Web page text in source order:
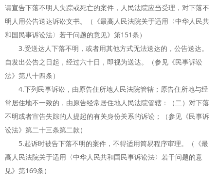
请宣告下落不明人失踪或死亡的案件，人民法院应当受理，对下落不
明人用公告送达诉讼文书。（《最高人民法院关于适用〈中华人民共
和国民事诉讼法〉若干问题的意见》第151条）
3.受送达人下落不明，或者用其他方式无法送达的，公告送达。
自发出公告之日起，经过六十日，即视为送达。（参见《民事诉讼
法》第八十四条）
4.下列民事诉讼，由原告住所地人民法院管辖；原告住所地与经
常居住地不一致的，由原告经常居住地人民法院管辖：（二）对下落
不明或者宣告失踪的人提起的有关身份关系的诉讼；（参见《民事诉
讼法》第二十三条第二款）
5.起诉时被告下落不明的案件，不得适用简易程序审理。（《最
高人民法院关于适用〈中华人民共和国民事诉讼法〉若干问题的意
见》第169条）